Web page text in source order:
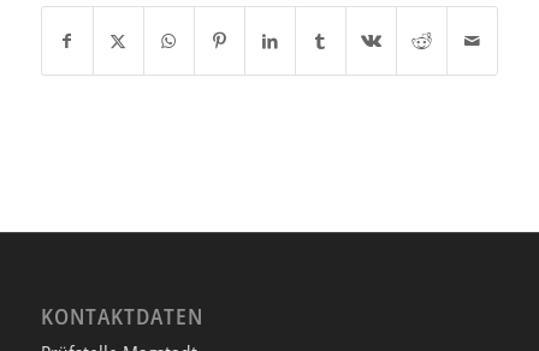
KONTAKTDATEN